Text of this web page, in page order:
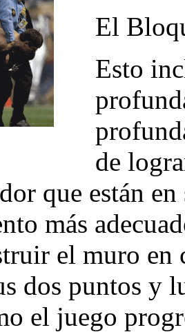
El
Esto
de
que están
más
el muro en
dos puntos y
el juego